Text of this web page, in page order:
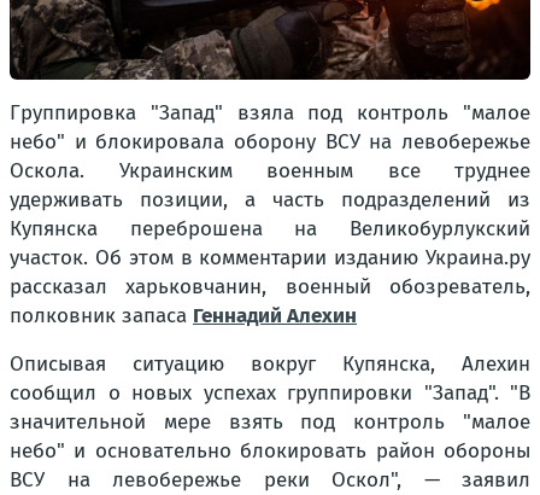
Группировка "Запад" взяла под контроль "малое
небо" и блокировала оборону ВСУ на левобережье
Оскола. Украинским военным все труднее
удерживать позиции, а часть подразделений из
Купянска переброшена на Великобурлукский
участок. Об этом в комментарии изданию Украина.ру
рассказал харьковчанин, военный обозреватель,
полковник запаса Геннадий Алехин
Описывая ситуацию вокруг Купянска, Алехин
сообщил о новых успехах группировки "Запад". "В
значительной мере взять под контроль "малое
небо" и основательно блокировать район обороны
ВСУ на левобережье реки Оскол", — заявил